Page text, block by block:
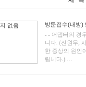
방문접수(내방)
- - 어댑터의 경
니다. (전원무,
한 증상의 원인
립니다.) …